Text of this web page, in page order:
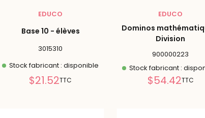
EDUCO
Base 10 - élèves
3015310
Stock fabricant : disponible
Prix
$21.52TTC
EDUCO
Dominos
Division
900000223
Stock fabricant :
Prix
$54.42TTC